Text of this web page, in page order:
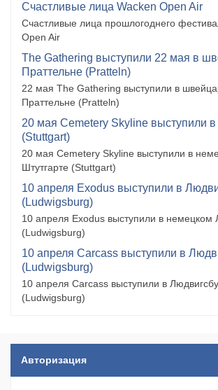
Счастливые лица Wacken Open Air
Счастливые лица прошлогоднего
Open Air
The Gathering выступили 22 мая в
Праттельне (Pratteln)
22 мая The Gathering выступили в
Праттельне (Pratteln)
20 мая Cemetery Skyline выступили в
(Stuttgart)
20 мая Cemetery Skyline выступили в
Штутгарте (Stuttgart)
10 апреля Exodus выступили в
(Ludwigsburg)
10 апреля Exodus выступили в немецком
(Ludwigsburg)
10 апреля Carcass выступили в
(Ludwigsburg)
10 апреля Carcass выступили в
(Ludwigsburg)
Авторизация